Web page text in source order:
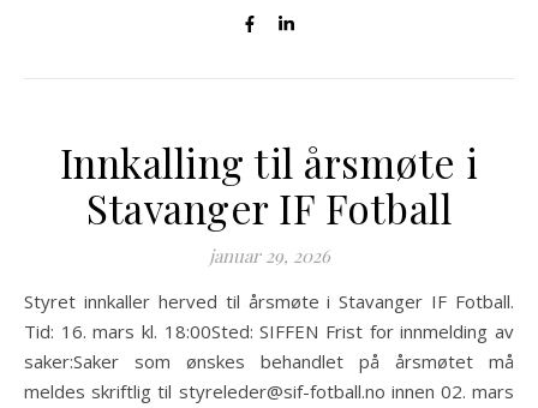
Innkalling til årsmøte i
Stavanger IF Fotball
januar 29, 2026
Styret innkaller herved til årsmøte i Stavanger IF Fotball.
Tid: 16. mars kl. 18:00Sted: SIFFEN Frist for innmelding av
saker:Saker som ønskes behandlet på årsmøtet må
meldes skriftlig til styreleder@sif-fotball.no innen 02. mars